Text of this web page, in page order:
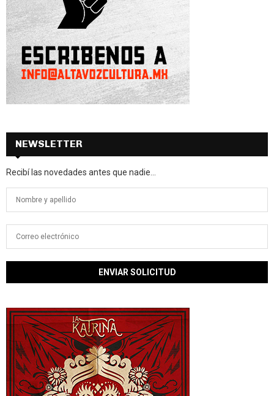
NEWSLETTER
Recibí las novedades antes que nadie...